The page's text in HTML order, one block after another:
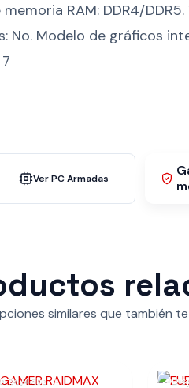
RAM: DDR4/
No. Modelo de gráficos
Ver PC Armadas
similares que también
24/48hs